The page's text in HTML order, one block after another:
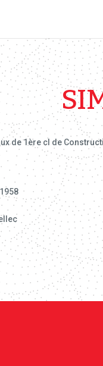
de 1ère cl de